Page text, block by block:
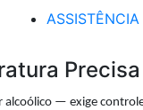
— exige